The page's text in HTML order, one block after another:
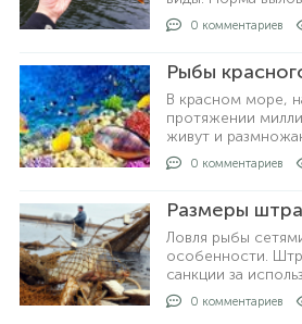
регионам в
допустимые
могут выписать
рыбачить не
0 комментариев
Рыбы
В красном море,
протяжении
живут и
различные
обитатели в
день известно о
тысячах видов
описан
0 комментариев
Ловля рыбы
особенности.
санкции за
снасти. Кому
сетями. Ловля
0 комментариев